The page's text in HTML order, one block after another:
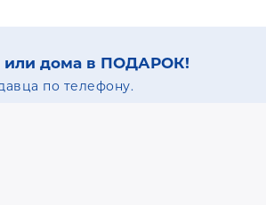
или дома в ПОДАРОК!
по телефону.